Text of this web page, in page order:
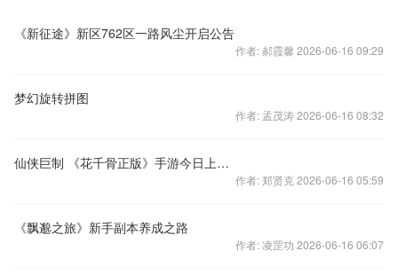
《新征途》新区762区一路风尘开启公告
作者: 郝霞馨 2026-06-16 09:29
梦幻旋转拼图
作者: 孟茂涛 2026-06-16 08:32
仙侠巨制 《花千骨正版》手游今日上线！
作者: 郑贤克 2026-06-16 05:59
《飘邈之旅》新手副本养成之路
作者: 凌罡功 2026-06-16 06:07